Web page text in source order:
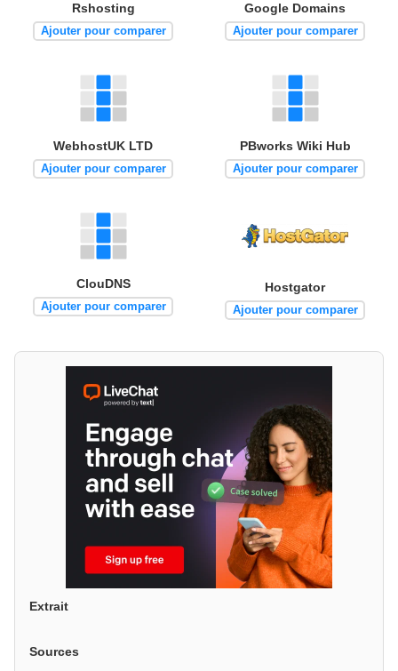
Rshosting
Ajouter pour comparer
Google Domains
Ajouter pour comparer
WebhostUK LTD
Ajouter pour comparer
PBworks Wiki Hub
Ajouter pour comparer
ClouDNS
Ajouter pour comparer
Hostgator
Ajouter pour comparer
Extrait
Sources